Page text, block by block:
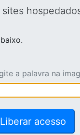
a palavra na